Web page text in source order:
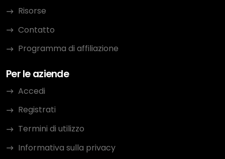
Risorse
Contatto
Programma di affiliazione
Per le aziende
Accedi
Registrati
Termini di utilizzo
Informativa sulla privacy